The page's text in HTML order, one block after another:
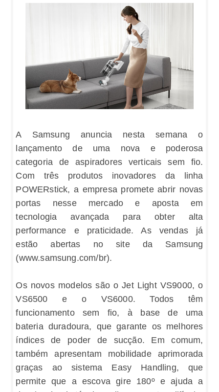
A Samsung anuncia nesta semana o
lançamento de uma nova e poderosa
categoria de aspiradores verticais sem fio.
Com três produtos inovadores da linha
POWERstick, a empresa promete abrir novas
portas nesse mercado e aposta em
tecnologia avançada para obter alta
performance e praticidade. As vendas já
estão abertas no site da Samsung
(www.samsung.com/br).
Os novos modelos são o Jet Light VS9000, o
VS6500 e o VS6000. Todos têm
funcionamento sem fio, à base de uma
bateria duradoura, que garante os melhores
índices de poder de sucção. Em comum,
também apresentam mobilidade aprimorada
graças ao sistema Easy Handling, que
permite que a escova gire 180º e ajuda a